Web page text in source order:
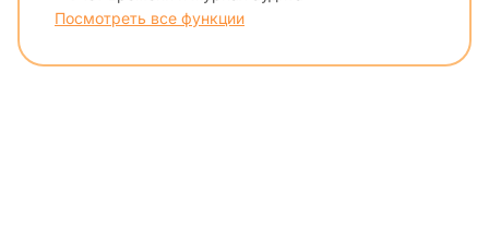
Посмотреть все функции